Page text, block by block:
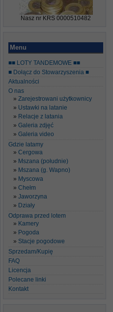
Nasz nr KRS 0000510482
Menu
■■ LOTY TANDEMOWE ■■
■ Dołącz do Stowarzyszenia ■
Aktualności
O nas
Zarejestrowani użytkownicy
Ustawki na latanie
Relacje z latania
Galeria zdjęć
Galeria video
Gdzie latamy
Cergowa
Mszana (południe)
Mszana (g. Wapno)
Myscowa
Chełm
Jaworzyna
Działy
Odprawa przed lotem
Kamery
Pogoda
Stacje pogodowe
Sprzedam/Kupię
FAQ
Licencja
Polecane linki
Kontakt